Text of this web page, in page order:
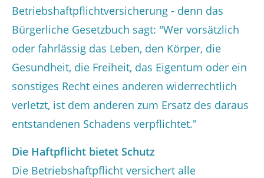
Betriebshaftpflichtversicherung - denn das
Bürgerliche Gesetzbuch sagt: "Wer vorsätzlich
oder fahrlässig das Leben, den Körper, die
Gesundheit, die Freiheit, das Eigentum oder ein
sonstiges Recht eines anderen widerrechtlich
verletzt, ist dem anderen zum Ersatz des daraus
entstandenen Schadens verpflichtet."
Die Haftpflicht bietet Schutz
Die Betriebshaftpflicht versichert alle